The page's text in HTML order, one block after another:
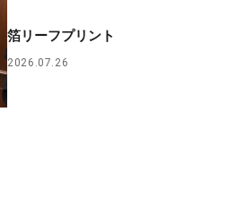
箔リーフプリント
2026.07.26